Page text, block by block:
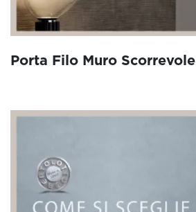
Porta Filo Muro Scorrevole